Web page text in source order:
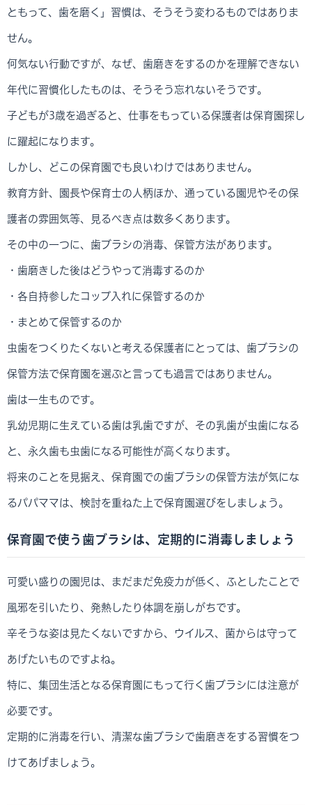
ともって、歯を磨く」習慣は、そうそう変わるものではありま
せん。
何気ない行動ですが、なぜ、歯磨きをするのかを理解できない
年代に習慣化したものは、そうそう忘れないそうです。
子どもが3歳を過ぎると、仕事をもっている保護者は保育園探し
に躍起になります。
しかし、どこの保育園でも良いわけではありません。
教育方針、園長や保育士の人柄ほか、通っている園児やその保
護者の雰囲気等、見るべき点は数多くあります。
その中の一つに、歯ブラシの消毒、保管方法があります。
・歯磨きした後はどうやって消毒するのか
・各自持参したコップ入れに保管するのか
・まとめて保管するのか
虫歯をつくりたくないと考える保護者にとっては、歯ブラシの
保管方法で保育園を選ぶと言っても過言ではありません。
歯は一生ものです。
乳幼児期に生えている歯は乳歯ですが、その乳歯が虫歯になる
と、永久歯も虫歯になる可能性が高くなります。
将来のことを見据え、保育園での歯ブラシの保管方法が気にな
るパパママは、検討を重ねた上で保育園選びをしましょう。
保育園で使う歯ブラシは、定期的に消毒しましょう
可愛い盛りの園児は、まだまだ免疫力が低く、ふとしたことで
風邪を引いたり、発熱したり体調を崩しがちです。
辛そうな姿は見たくないですから、ウイルス、菌からは守って
あげたいものですよね。
特に、集団生活となる保育園にもって行く歯ブラシには注意が
必要です。
定期的に消毒を行い、清潔な歯ブラシで歯磨きをする習慣をつ
けてあげましょう。